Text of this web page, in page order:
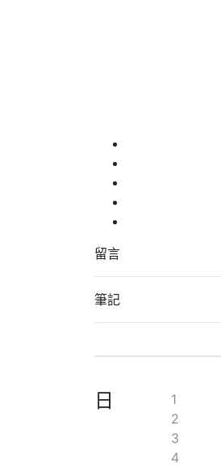
留言
筆記
日
1
2
3
4